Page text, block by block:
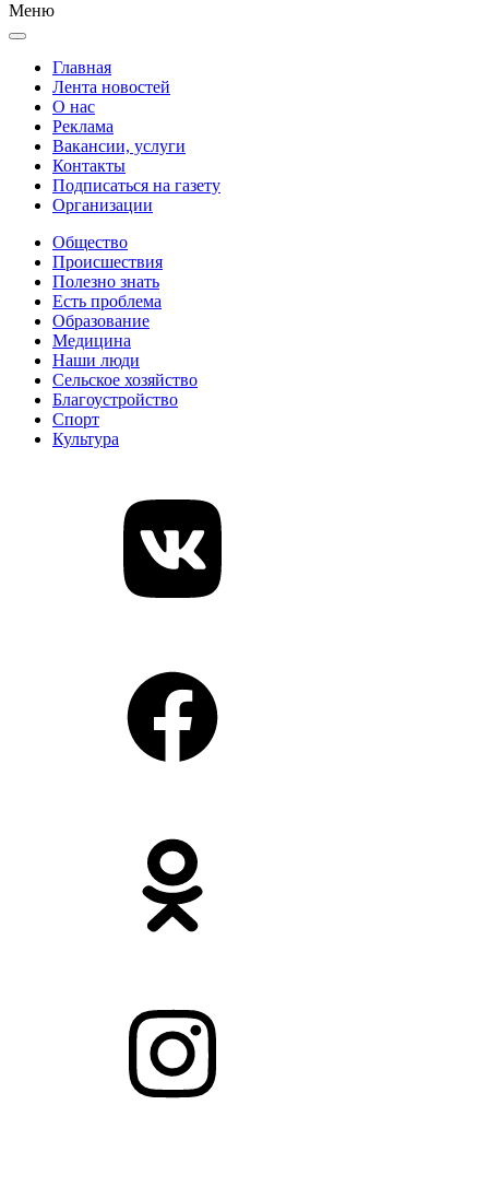
Меню
Главная
Лента новостей
О нас
Реклама
Вакансии, услуги
Контакты
Подписаться на газету
Организации
Общество
Происшествия
Полезно знать
Есть проблема
Образование
Медицина
Наши люди
Сельское хозяйство
Благоустройство
Спорт
Культура